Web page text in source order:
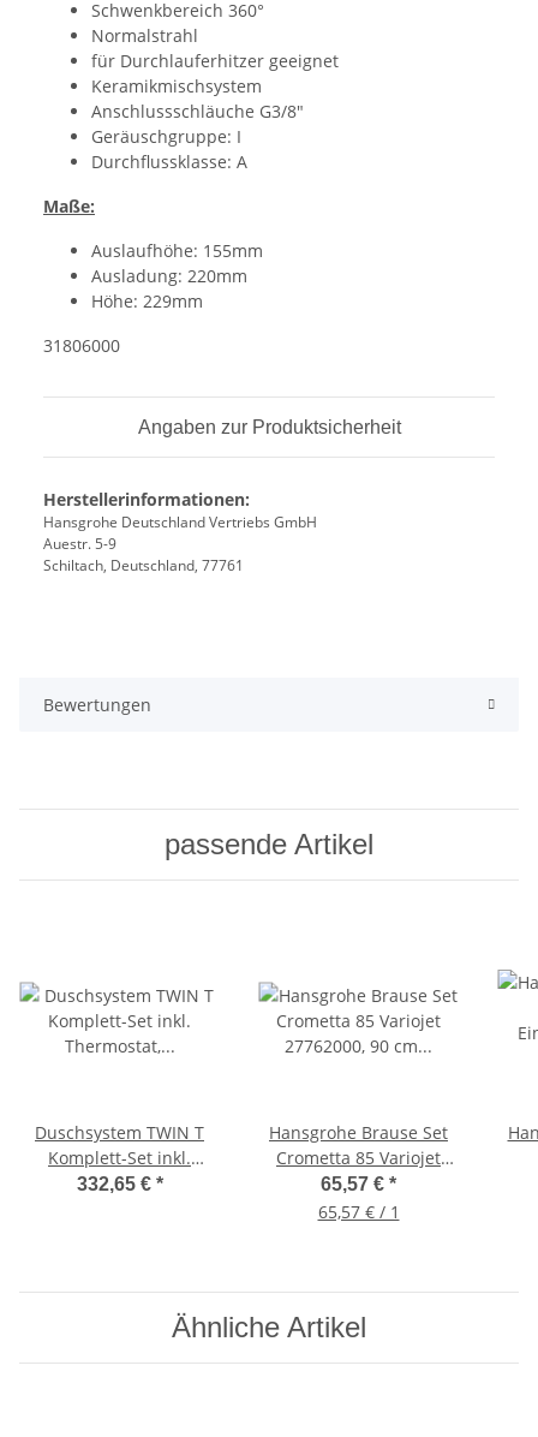
Schwenkbereich 360°
Normalstrahl
für Durchlauferhitzer geeignet
Keramikmischsystem
Anschlussschläuche G3/8"
Geräuschgruppe: I
Durchflussklasse: A
Maße:
Auslaufhöhe: 155mm
Ausladung: 220mm
Höhe: 229mm
31806000
Angaben zur Produktsicherheit
Herstellerinformationen:
Hansgrohe Deutschland Vertriebs GmbH
Auestr. 5-9
Schiltach, Deutschland, 77761
Bewertungen
passende Artikel
Duschsystem TWIN T
Komplett-Set inkl.
Thermostat,
332,65 € *
Hansgrohe Brause Set
Crometta 85 Variojet
27762000, 90 cm
Brausestange Unica
65,57 € *
65,57 € / 1
Ähnliche Artikel